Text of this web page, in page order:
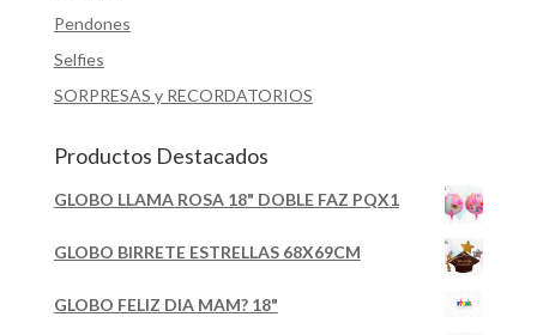
Pendones
Selfies
SORPRESAS y RECORDATORIOS
Productos Destacados
GLOBO LLAMA ROSA 18" DOBLE FAZ PQX1
GLOBO BIRRETE ESTRELLAS 68X69CM
GLOBO FELIZ DIA MAM? 18"